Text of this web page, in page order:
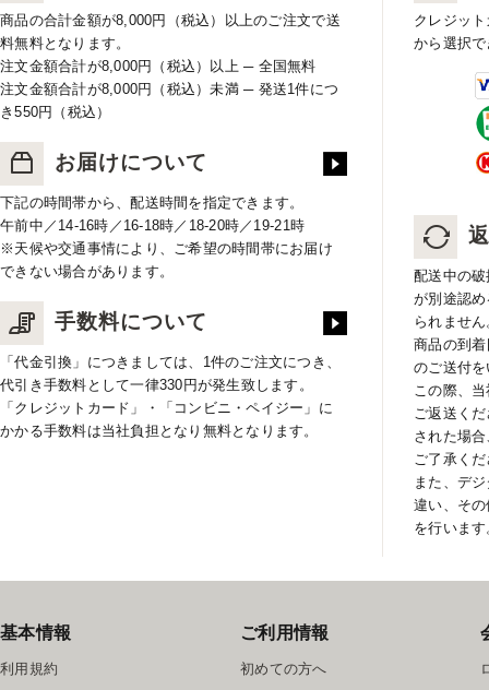
商品の合計金額が8,000円（税込）以上のご注文で送
料無料となります。
注文金額合計が8,000円（税込）以上 ─ 全国無料
注文金額合計が8,000円（税込）未満 ─ 発送1件につ
き550円（税込）
お届けについて
下記の時間帯から、配送時間を指定できます。
午前中／14-16時／16-18時／18-20時／19-21時
※天候や交通事情により、ご希望の時間帯にお届け
できない場合があります。
手数料について
「代金引換」につきましては、1件のご注文につき、
代引き手数料として一律330円が発生致します。
「クレジットカード」・「コンビニ・ペイジー」に
かかる手数料は当社負担となり無料となります。
クレジッ
から選択
配送中の
が別途認
られません
商品の到
のご送付
この際、
ご返送く
された場
ご了承く
また、デ
違い、そ
を行います
基本情報
利用規約
ご利用情報
初めての方へ